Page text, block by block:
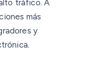
tráfico. A
más
y